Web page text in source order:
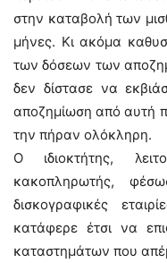
στην καταβολή των
μήνες. Κι ακόμα
των δόσεων των
δεν δίστασε να
αποζημίωση από αυτή
την πήραν ολόκληρη.
Ο ιδιοκτήτης,
κακοπληρωτής,
δισκογραφικές
κατάφερε έτσι να
καταστημάτων που